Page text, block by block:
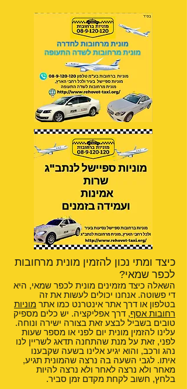
כיצד ומתי נכון להזמין מונית מרחובות
לכפר שמאי?
השאלה כיצד מזמינים מונית לכפר שמאי, היא
די פשוטה. אנחנו יכולים לעשות את זה
בטלפון או דרך אתר אינטרנט כמו אתר מוניות
רחובות אסף, דרך אפליקציה. יש כלים מספיק
טובים בשביל לבצע זאת בצורה ישירה ונוחה.
עלינו להזמין מונית יום לפני או מספר שעות
לפני, זאת על מנת שהתחנה תדאג לשריין לנו
נהג ורכב, והוא יגיע אלינו בשעה שקבענו
איתו. לגבי השעה בה נרצה שהמונית תגיע,
מאחר ולא נרצה לאחר ולא נרצה להיות
בלחץ, חשוב לקחת מקדם זמן סביר.